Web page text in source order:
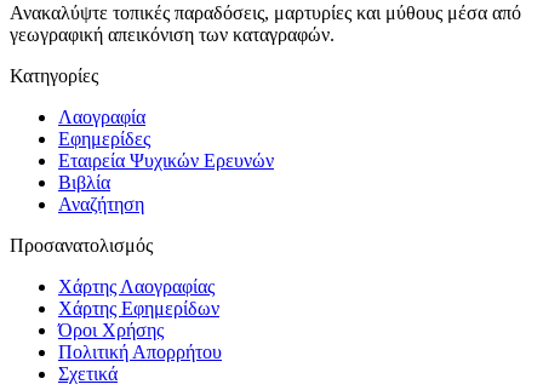
Ανακαλύψτε τοπικές παραδόσεις, μαρτυρίες και μύθους μέσα από
γεωγραφική απεικόνιση των καταγραφών.
Κατηγορίες
Λαογραφία
Εφημερίδες
Εταιρεία Ψυχικών Ερευνών
Βιβλία
Αναζήτηση
Προσανατολισμός
Χάρτης Λαογραφίας
Χάρτης Εφημερίδων
Όροι Χρήσης
Πολιτική Απορρήτου
Σχετικά